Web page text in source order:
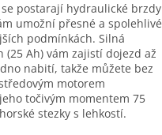
postarají hydraulické brzdy
umožní přesné a spolehlivé
podmínkách. Silná
(25 Ah) vám zajistí dojezd až
nabití, takže můžete bez
motorem
jeho točivým momentem 75
stezky s lehkostí.